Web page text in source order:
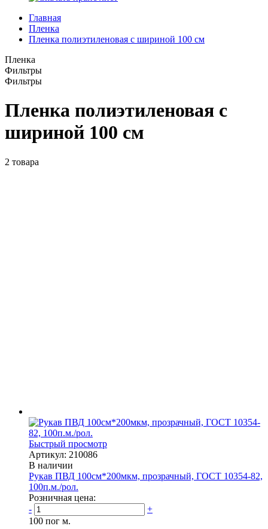
Главная
Пленка
Пленка полиэтиленовая с шириной 100 см
Пленка
Фильтры
Фильтры
Пленка полиэтиленовая с
шириной 100 см
2 товара
Быстрый просмотр
Артикул: 210086
В наличии
Рукав ПВД 100см*200мкм, прозрачный, ГОСТ 10354-82,
100п.м./рол.
Розничная цена:
-
+
100 пог м.